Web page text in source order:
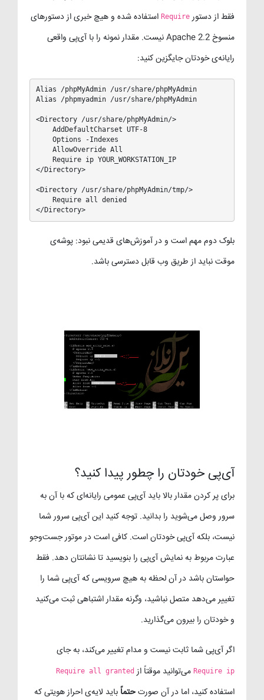
فقط از دستور Require استفاده شده و هیچ خبری از دستورهای
منسوخ Apache 2.2 نیست. مقدار نمونه را با آی‌پی واقعی
رایانه‌ی خودتان جایگزین کنید:
Alias /phpMyAdmin /usr/share/phpMyAdmin
Alias /phpmyadmin /usr/share/phpMyAdmin
<Directory /usr/share/phpMyAdmin/>
    AddDefaultCharset UTF-8
    Options -Indexes
    AllowOverride All
    Require ip YOUR_WORKSTATION_IP
</Directory>
<Directory /usr/share/phpMyAdmin/tmp/>
    Require all denied
</Directory>
بلوک دوم مهم است و در آموزش‌های قدیمی نبود: پوشه‌ی
موقت نباید از طریق وب قابل دسترسی باشد.
آی‌پی خودتان را چطور پیدا کنید؟
برای پر کردن مقدار بالا باید آی‌پی عمومی رایانه‌ای که با آن به
سرور وصل می‌شوید را بدانید. توجه کنید این آی‌پی سرور شما
نیست، بلکه آی‌پی خودتان است. کافی است در موتور جست‌وجو
عبارت مربوط به نمایش آی‌پی را بنویسید تا نشانتان دهد. فقط
حواستان باشد در آن لحظه به هیچ سرویسی که آی‌پی شما را
تغییر می‌دهد متصل نباشید، وگرنه مقدار اشتباهی ثبت می‌کنید
و خودتان را بیرون می‌گذارید.
اگر آی‌پی شما ثابت نیست و مدام تغییر می‌کند، به جای
Require ip می‌توانید موقتاً از Require all granted
استفاده کنید، اما در آن صورتحتماًباید لایه‌ی احراز هویتی که